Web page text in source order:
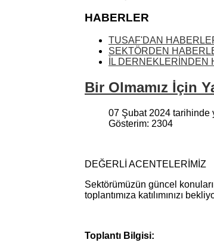
HABERLER
TUSAF'DAN
SEKTÖRDEN
İL DERNEKLERİNDEN
Bir Olmamız İçin
07 Şubat 2024 tarihinde
Gösterim: 2304
DEĞERLİ ACENTELERİMİZ
Sektörümüzün güncel
toplantımıza katılımınızı
Toplantı Bilgisi: